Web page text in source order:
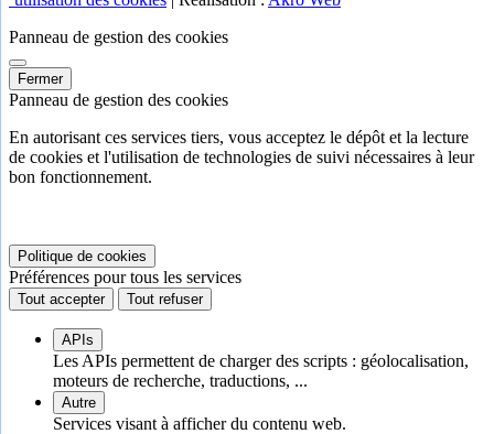
Panneau de gestion des cookies
Fermer
Panneau de gestion des cookies
En autorisant ces services tiers, vous acceptez le dépôt et la lecture
de cookies et l'utilisation de technologies de suivi nécessaires à leur
bon fonctionnement.
Politique de cookies
Préférences pour tous les services
Tout accepter Tout refuser
APIs
Les APIs permettent de charger des scripts : géolocalisation,
moteurs de recherche, traductions, ...
Autre
Services visant à afficher du contenu web.